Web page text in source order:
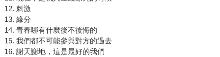
12. 刺激
13. 緣分
14. 青春哪有什麼後不後悔的
15. 我們都不可能參與對方的過去
16. 謝天謝地，這是最好的我們